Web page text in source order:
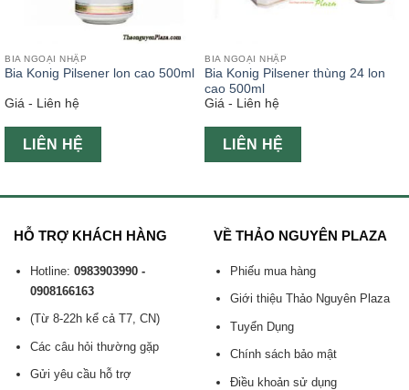
BIA NGOẠI NHẬP
Bia Konig Pilsener lon cao 500ml
Giá - Liên hệ
LIÊN HỆ
BIA NGOẠI NHẬP
Bia Konig Pilsener thùng 24 lon
cao 500ml
Giá - Liên hệ
LIÊN HỆ
HỖ TRỢ KHÁCH HÀNG
Hotline: 0983903990 -
0908166163
(Từ 8-22h kể cả T7, CN)
Các câu hỏi thường gặp
Gửi yêu cầu hỗ trợ
VỀ THẢO NGUYÊN PLAZA
Phiếu mua hàng
Giới thiệu Thảo Nguyên Plaza
Tuyển Dụng
Chính sách bảo mật
Điều khoản sử dụng